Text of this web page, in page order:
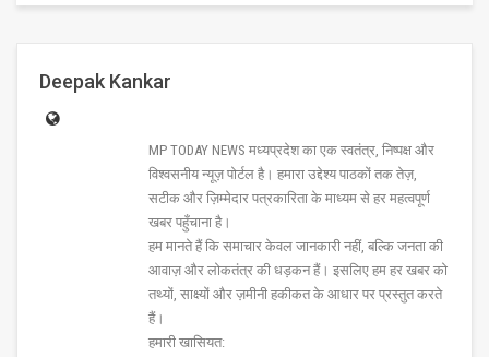
Deepak Kankar
MP TODAY NEWS मध्यप्रदेश का एक स्वतंत्र, निष्पक्ष और
विश्वसनीय न्यूज़ पोर्टल है। हमारा उद्देश्य पाठकों तक तेज़,
सटीक और ज़िम्मेदार पत्रकारिता के माध्यम से हर महत्वपूर्ण
खबर पहुँचाना है।
हम मानते हैं कि समाचार केवल जानकारी नहीं, बल्कि जनता की
आवाज़ और लोकतंत्र की धड़कन हैं। इसलिए हम हर खबर को
तथ्यों, साक्ष्यों और ज़मीनी हकीकत के आधार पर प्रस्तुत करते
हैं।
हमारी खासियत: